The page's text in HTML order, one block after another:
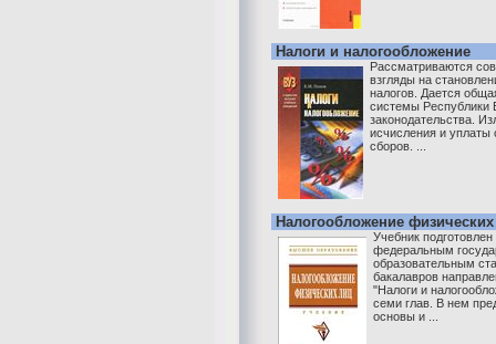
Налоги и налогообложение
Рассматриваются
взгляды на
налогов. Дается
системы Республики
законодательства.
исчисления и уплаты
сборов. ...
Налогообложение
Учебник
федеральным
образовательным
бакалавров
"Налоги и
семи глав. В нем
основы и ...